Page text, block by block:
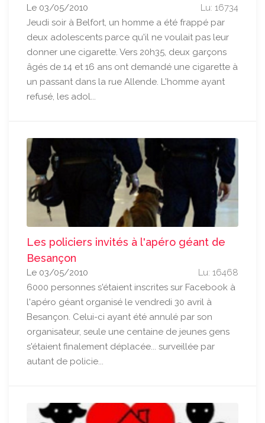
Lu: 16734
Le 03/05/2010
Jeudi soir à Belfort, un homme a été frappé par
deux adolescents parce qu'il ne voulait pas leur
donner une cigarette. Vers 20h35, deux garçons
âgés de 14 et 16 ans ont demandé une cigarette à
un passant dans la rue Allende. L'homme ayant
refusé, les adol...
Les policiers invités à l'apéro géant de
Besançon
Lu: 16468
Le 03/05/2010
6000 personnes s'étaient inscrites sur Facebook à
l'apéro géant organisé le vendredi 30 avril à
Besançon. Celui-ci ayant été annulé par son
organisateur, seule une centaine de jeunes gens
s'étaient finalement déplacée... surveillée par
autant de policie...